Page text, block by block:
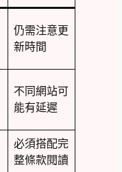
仍需注意更
新時間
不同網站可
能有延遲
必須搭配完
整條款閱讀